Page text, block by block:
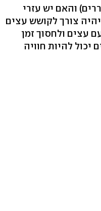
והאם יש עזרי
צורך לקושש עצים
עצים ולחסוך זמן
להיות חוויה